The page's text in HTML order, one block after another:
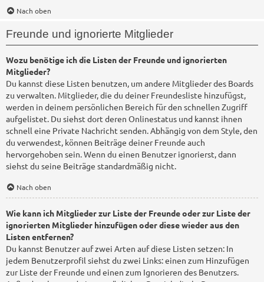
Nach oben
Freunde und ignorierte Mitglieder
Wozu benötige ich die Listen der Freunde und ignorierten
Mitglieder?
Du kannst diese Listen benutzen, um andere Mitglieder des Boards
zu verwalten. Mitglieder, die du deiner Freundesliste hinzufügst,
werden in deinem persönlichen Bereich für den schnellen Zugriff
aufgelistet. Du siehst dort deren Onlinestatus und kannst ihnen
schnell eine Private Nachricht senden. Abhängig von dem Style, den
du verwendest, können Beiträge deiner Freunde auch
hervorgehoben sein. Wenn du einen Benutzer ignorierst, dann
siehst du seine Beiträge standardmäßig nicht.
Nach oben
Wie kann ich Mitglieder zur Liste der Freunde oder zur Liste der
ignorierten Mitglieder hinzufügen oder diese wieder aus den
Listen entfernen?
Du kannst Benutzer auf zwei Arten auf diese Listen setzen: In
jedem Benutzerprofil siehst du zwei Links: einen zum Hinzufügen
zur Liste der Freunde und einen zum Ignorieren des Benutzers.